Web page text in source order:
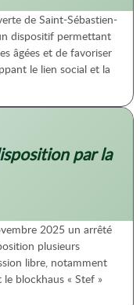
de Saint-Sébastien-
dispositif permettant
âgées et de favoriser
le lien social et la
par la
2025 un arrêté
plusieurs
libre, notamment
blockhaus « Stef »